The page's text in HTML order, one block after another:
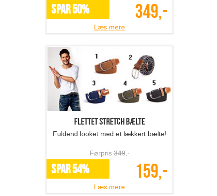
SPAR 50% 349,-
Læs mere
Flettet stretch bælte
Fuldend looket med et lækkert bælte!
Førpris349,-
SPAR 54% 159,-
Læs mere